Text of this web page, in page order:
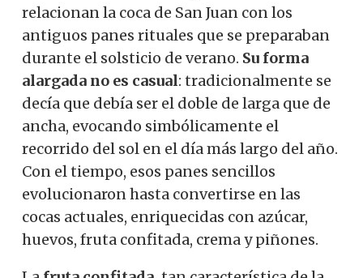
relacionan la coca de San Juan con los
antiguos panes rituales que se preparaban
durante el solsticio de verano. Su forma
alargada no es casual: tradicionalmente se
decía que debía ser el doble de larga que de
ancha, evocando simbólicamente el
recorrido del sol en el día más largo del año.
Con el tiempo, esos panes sencillos
evolucionaron hasta convertirse en las
cocas actuales, enriquecidas con azúcar,
huevos, fruta confitada, crema y piñones.